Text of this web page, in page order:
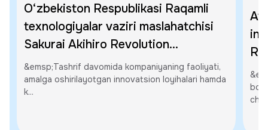
O‘zbekiston Respublikasi Raqamli
texnologiyalar vaziri maslahatchisi
Sakurai Akihiro Revolution
Global'ning Xorazm viloyatidagi
ofisiga tashrif buyurdi
&emsp;Tashrif davomida kompaniyaning faoliyati,
amalga oshirilayotgan innovatsion loyihalari hamda
k...